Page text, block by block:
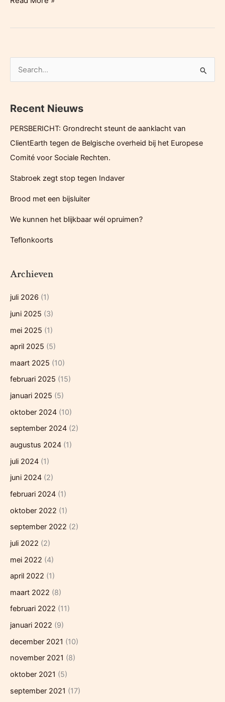
k
a
r
Recent Nieuws
PERSBERICHT: Grondrecht steunt de aanklacht van
ClientEarth tegen de Belgische overheid bij het Europese
Comité voor Sociale Rechten.
Stabroek zegt stop tegen Indaver
Brood met een bijsluiter
We kunnen het blijkbaar wél opruimen?
Teflonkoorts
Archieven
juli 2026 (1)
juni 2025 (3)
mei 2025 (1)
april 2025 (5)
maart 2025 (10)
februari 2025 (15)
januari 2025 (5)
oktober 2024 (10)
september 2024 (2)
augustus 2024 (1)
juli 2024 (1)
juni 2024 (2)
februari 2024 (1)
oktober 2022 (1)
september 2022 (2)
juli 2022 (2)
mei 2022 (4)
april 2022 (1)
maart 2022 (8)
februari 2022 (11)
januari 2022 (9)
december 2021 (10)
november 2021 (8)
oktober 2021 (5)
september 2021 (17)